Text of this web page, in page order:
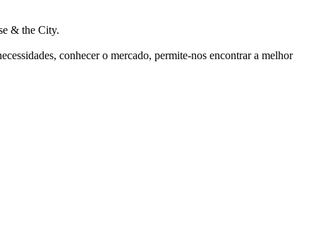
& the City.
conhecer o mercado, permite-nos encontrar a melhor